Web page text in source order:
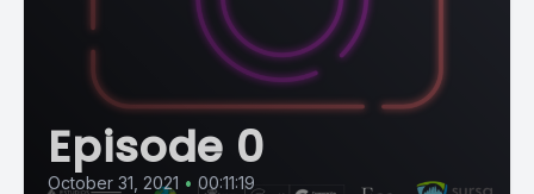
Episode 0
October 31, 2021 • 00:11:19